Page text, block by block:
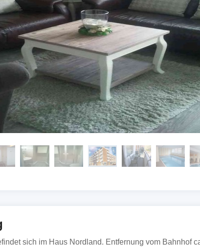
sich im Haus Nordland. Entfernung vom Bahnhof